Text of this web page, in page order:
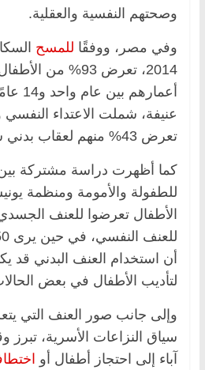
وصحتهم النفسية والعقلية.
وفي مصر، ووفقًا للمسح
2014، تعرض 93% من
عنيفة، شملت الاعتداء النفسي
تعرض 43% منهم لعقاب بدني شديد.
كما أظهرت دراسة مشتركة
للطفولة والأمومة ومنظمة
أن استخدام العنف البدني قد
لتأديب الأطفال في بعض
وإلى جانب صور العنف التي
سياق النزاعات الأسرية، تبرز
آباء إلى احتجاز أطفال أو